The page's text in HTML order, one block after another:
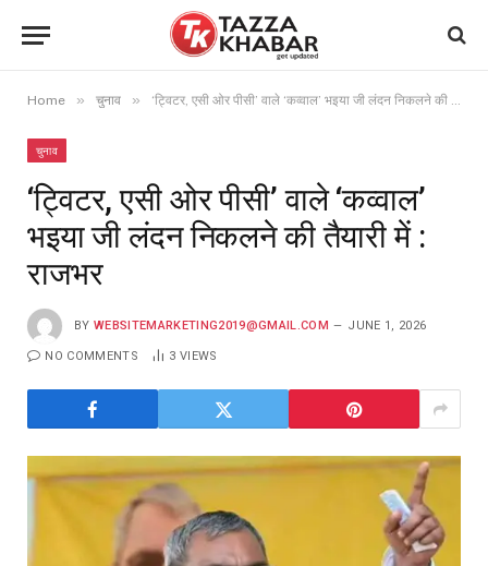
Home » चुनाव » ‘ट्विटर, एसी ओर पीसी’ वाले ‘कव्वाल’ भइया जी लंदन निकलने की तैयारी में : राजभर
चुनाव
‘ट्विटर, एसी ओर पीसी’ वाले ‘कव्वाल’
भइया जी लंदन निकलने की तैयारी में :
राजभर
BY WEBSITEMARKETING2019@GMAIL.COM JUNE 1, 2026
NO COMMENTS 3 VIEWS